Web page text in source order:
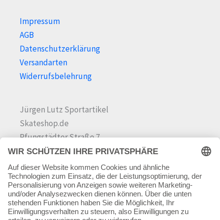
Impressum
AGB
Datenschutzerklärung
Versandarten
Widerrufsbelehrung
Jürgen Lutz Sportartikel
Skateshop.de
Pfungstädter Straße 7
64342 Seeheim-Jugenheim
Tel.06257 868181
Mail:info@skateshop.de
Warenkorb